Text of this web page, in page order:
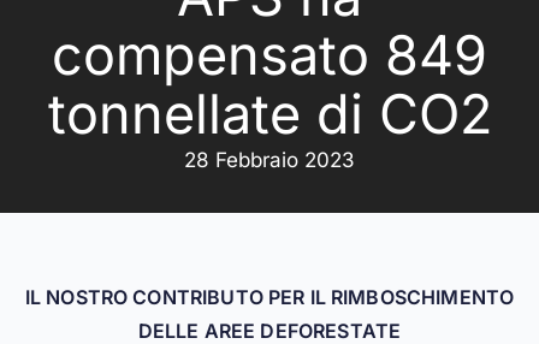
compensato 849
tonnellate di CO2
28 Febbraio 2023
IL NOSTRO CONTRIBUTO PER IL RIMBOSCHIMENTO
DELLE AREE DEFORESTATE